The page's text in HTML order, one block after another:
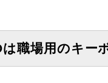
職場用のキー